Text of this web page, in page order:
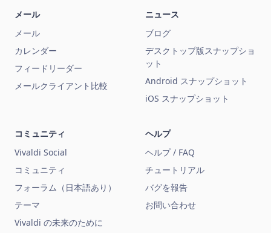
メール
メール
カレンダー
フィードリーダー
メールクライアント比較
ニュース
ブログ
デスクトップ版スナップショ
ット
Android スナップショット
iOS スナップショット
コミュニティ
Vivaldi Social
コミュニティ
フォーラム（日本語あり）
テーマ
Vivaldi の未来のために
ヘルプ
ヘルプ / FAQ
チュートリアル
バグを報告
お問い合わせ